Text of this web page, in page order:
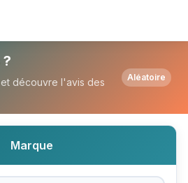
ou Sony ?
découvre l'avis des
Aléatoire
Marque